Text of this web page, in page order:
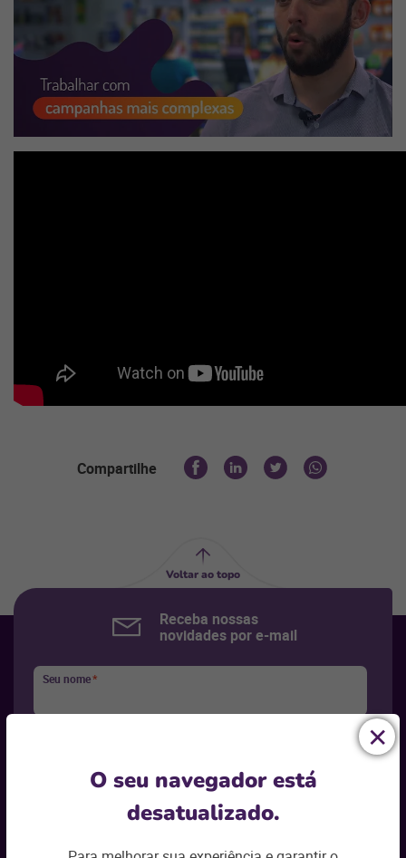
Compartilhe
O seu navegador está
desatualizado.
Voltar ao topo
Receba nossas
novidades por e-mail
Seu nome*